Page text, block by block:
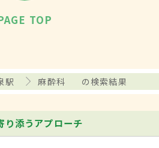
TOP
駅 麻酔科 の検索結果
り添うアプローチ